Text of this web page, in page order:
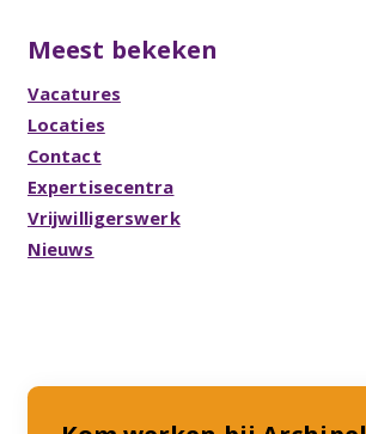
Meest bekeken
Vacatures
Locaties
Contact
Expertisecentra
Vrijwilligerswerk
Nieuws